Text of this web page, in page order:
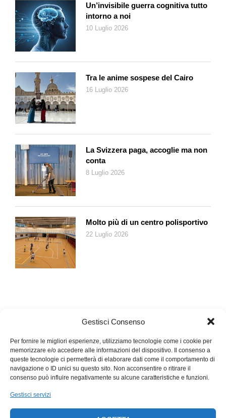
Gestisci Consenso
Per fornire le migliori esperienze, utilizziamo tecnologie come i cookie per
memorizzare e/o accedere alle informazioni del dispositivo. Il consenso a
queste tecnologie ci permetterà di elaborare dati come il comportamento di
navigazione o ID unici su questo sito. Non acconsentire o ritirare il
consenso può influire negativamente su alcune caratteristiche e funzioni.
Gestisci servizi
Un’invisibile guerra cognitiva tutto
intorno a noi
10 Luglio 2026
Tra le anime sospese del Cairo
16 Luglio 2026
La Svizzera paga, accoglie ma non
conta
8 Luglio 2026
Molto più di un centro polisportivo
22 Luglio 2026